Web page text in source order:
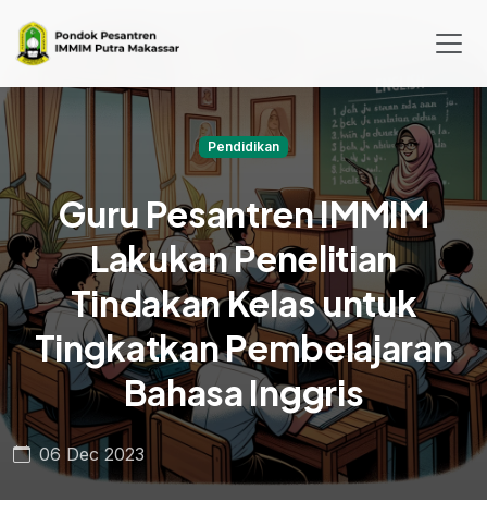
Pendidikan
Guru Pesantren IMMIM
Lakukan Penelitian
Tindakan Kelas untuk
Tingkatkan Pembelajaran
Bahasa Inggris
06 Dec 2023